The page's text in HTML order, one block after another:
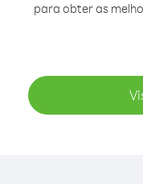
para obter as